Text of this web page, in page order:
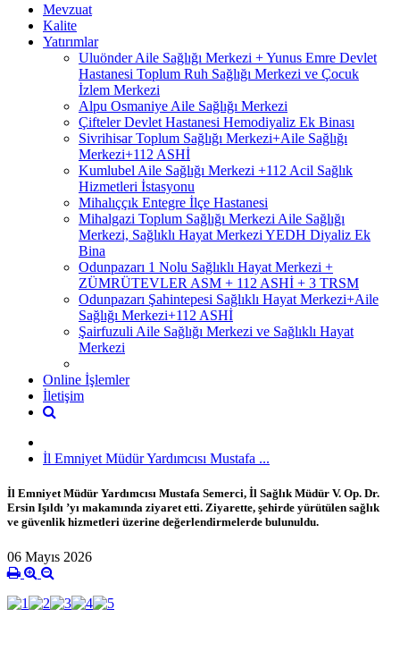
Mevzuat
Kalite
Yatırımlar
Uluönder Aile Sağlığı Merkezi + Yunus Emre Devlet
Hastanesi Toplum Ruh Sağlığı Merkezi ve Çocuk
İzlem Merkezi
Alpu Osmaniye Aile Sağlığı Merkezi
Çifteler Devlet Hastanesi Hemodiyaliz Ek Binası
Sivrihisar Toplum Sağlığı Merkezi+Aile Sağlığı
Merkezi+112 ASHİ
Kumlubel Aile Sağlığı Merkezi +112 Acil Sağlık
Hizmetleri İstasyonu
Mihalıççık Entegre İlçe Hastanesi
Mihalgazi Toplum Sağlığı Merkezi Aile Sağlığı
Merkezi, Sağlıklı Hayat Merkezi YEDH Diyaliz Ek
Bina
Odunpazarı 1 Nolu Sağlıklı Hayat Merkezi +
ZÜMRÜTEVLER ASM + 112 ASHİ + 3 TRSM
Odunpazarı Şahintepesi Sağlıklı Hayat Merkezi+Aile
Sağlığı Merkezi+112 ASHİ
Şairfuzuli Aile Sağlığı Merkezi ve Sağlıklı Hayat
Merkezi
Online İşlemler
İletişim
İl Emniyet Müdür Yardımcısı Mustafa ...
İl Emniyet Müdür Yardımcısı Mustafa Semerci, İl Sağlık Müdür V. Op. Dr.
Ersin Işıldı ’yı makamında ziyaret etti. Ziyarette, şehirde yürütülen sağlık
ve güvenlik hizmetleri üzerine değerlendirmelerde bulunuldu.
06 Mayıs 2026